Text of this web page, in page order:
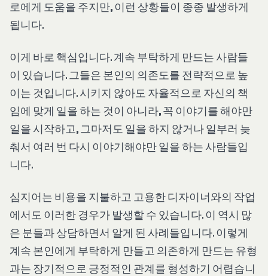
로에게 도움을 주지만, 이런 상황들이 종종 발생하게
됩니다.
이게 바로 핵심입니다. 계속 부탁하게 만드는 사람들
이 있습니다. 그들은 본인의 의존도를 전략적으로 높
이는 것입니다. 시키지 않아도 자율적으로 자신의 책
임에 맞게 일을 하는 것이 아니라, 꼭 이야기를 해야만
일을 시작하고, 그마저도 일을 하지 않거나 일부러 늦
춰서 여러 번 다시 이야기해야만 일을 하는 사람들입
니다.
심지어는 비용을 지불하고 고용한 디자이너와의 작업
에서도 이러한 경우가 발생할 수 있습니다. 이 역시 많
은 분들과 상담하면서 알게 된 사례들입니다. 이렇게
계속 본인에게 부탁하게 만들고 의존하게 만드는 유형
과는 장기적으로 긍정적인 관계를 형성하기 어렵습니